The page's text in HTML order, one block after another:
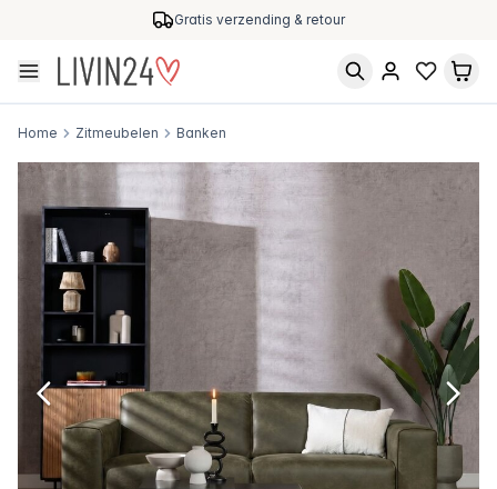
Gratis verzending & retour
Home Zitmeubelen Banken